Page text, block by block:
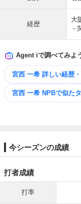
経歴
大
－
Agent iで調べてみよ
宮西 一希 詳しい経歴
宮西 一希 NPBで似た
今シーズンの成績
打者成績
打率